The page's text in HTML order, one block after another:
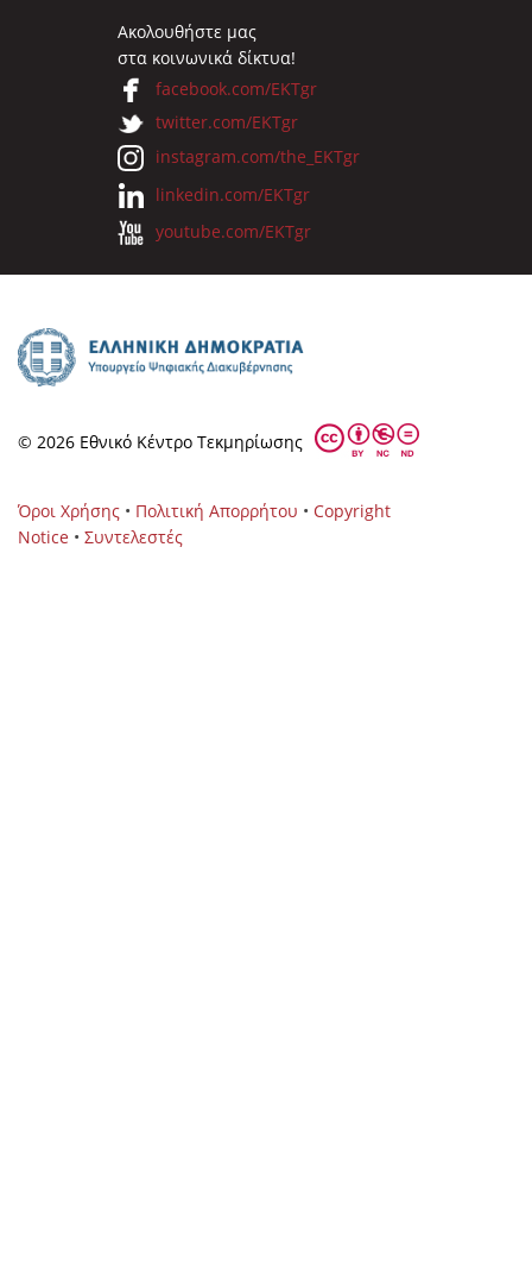
Ακολουθήστε μας
στα κοινωνικά δίκτυα!
facebook.com/EKTgr
twitter.com/EKTgr
instagram.com/the_EKTgr
linkedin.com/EKTgr
youtube.com/EKTgr
© 2026 Eθνικό Κέντρο Τεκμηρίωσης
Όροι Χρήσης • Πολιτική Απορρήτου • Copyright
Notice • Συντελεστές